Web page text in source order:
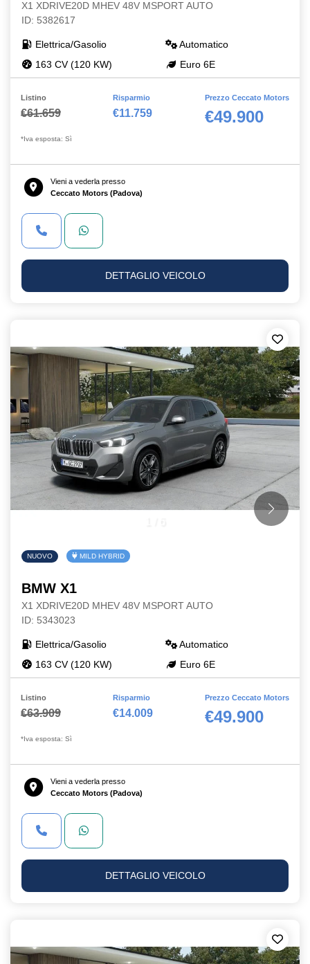
X1 XDRIVE20D MHEV 48V MSPORT AUTO
ID: 5382617
Elettrica/Gasolio
Automatico
163 CV (120 KW)
Euro 6E
Listino
€61.659
Risparmio
€11.759
Prezzo Ceccato Motors
€49.900
*Iva esposta: Sì
Vieni a vederla presso
Ceccato Motors (Padova)
DETTAGLIO VEICOLO
NUOVO MILD HYBRID
BMW X1
X1 XDRIVE20D MHEV 48V MSPORT AUTO
ID: 5343023
Elettrica/Gasolio
Automatico
163 CV (120 KW)
Euro 6E
Listino
€63.909
Risparmio
€14.009
Prezzo Ceccato Motors
€49.900
*Iva esposta: Sì
Vieni a vederla presso
Ceccato Motors (Padova)
DETTAGLIO VEICOLO